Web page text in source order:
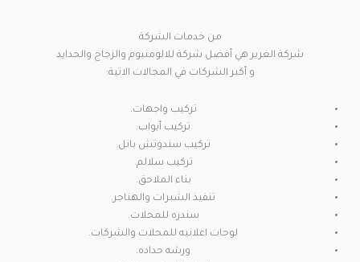
من خدمات الشركة
شركة الغرير هي أفضل شركة للالومنيوم والزجاج والحدايد
و أكبر الشركات في المجالات الاتية:
تركيب واجهات.
تركيب أبواب.
تركيب سندوتش بانل.
تركيب سلالم.
بناء الملاحق.
تنفيذ الشبرات والهناجر.
سندره للمحلات.
لوحات اعلانيه للمحلات والشركات.
ورشه حداده.